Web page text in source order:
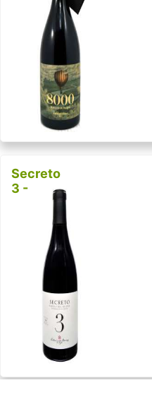
Secreto
3 -